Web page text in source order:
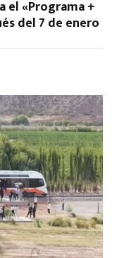
el «Programa +
del 7 de enero